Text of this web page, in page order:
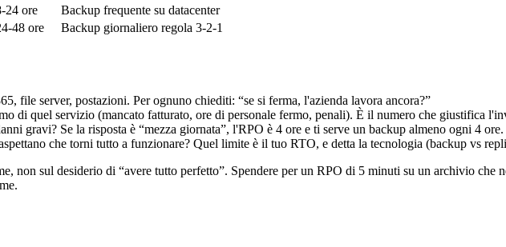
24 ore
Backup frequente su datacenter
48 ore Backup giornaliero regola 3-2-1
file server, postazioni. Per ognuno chiediti: “se si ferma, l'azienda lavora ancora?”
di quel servizio (mancato fatturato, ore di personale fermo, penali). È il numero che giustifica
gravi? Se la risposta è “mezza giornata”, l'RPO è 4 ore e ti serve un backup almeno ogni 4 ore.
che torni tutto a funzionare? Quel limite è il tuo RTO, e detta la tecnologia (backup vs
non sul desiderio di “avere tutto perfetto”. Spendere per un RPO di 5 minuti su un archivio che